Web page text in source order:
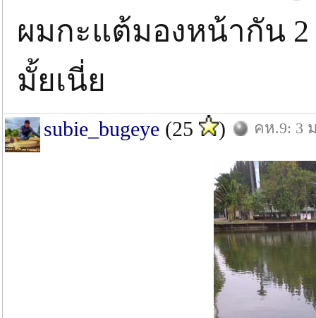
ผมกะแต้มองหน้ากัน
มั้ยเนี่ย
subie_bugeye (25 ) คห.9: 3